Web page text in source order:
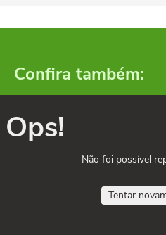
Confira também:
Ops!
Não foi possível
Tentar